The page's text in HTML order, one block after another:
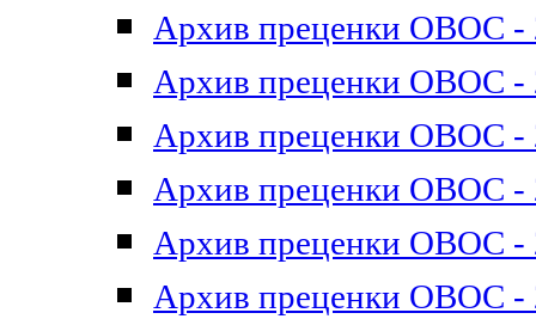
Архив преценки ОВОС -
Архив преценки ОВОС -
Архив преценки ОВОС -
Архив преценки ОВОС -
Архив преценки ОВОС -
Архив преценки ОВОС -